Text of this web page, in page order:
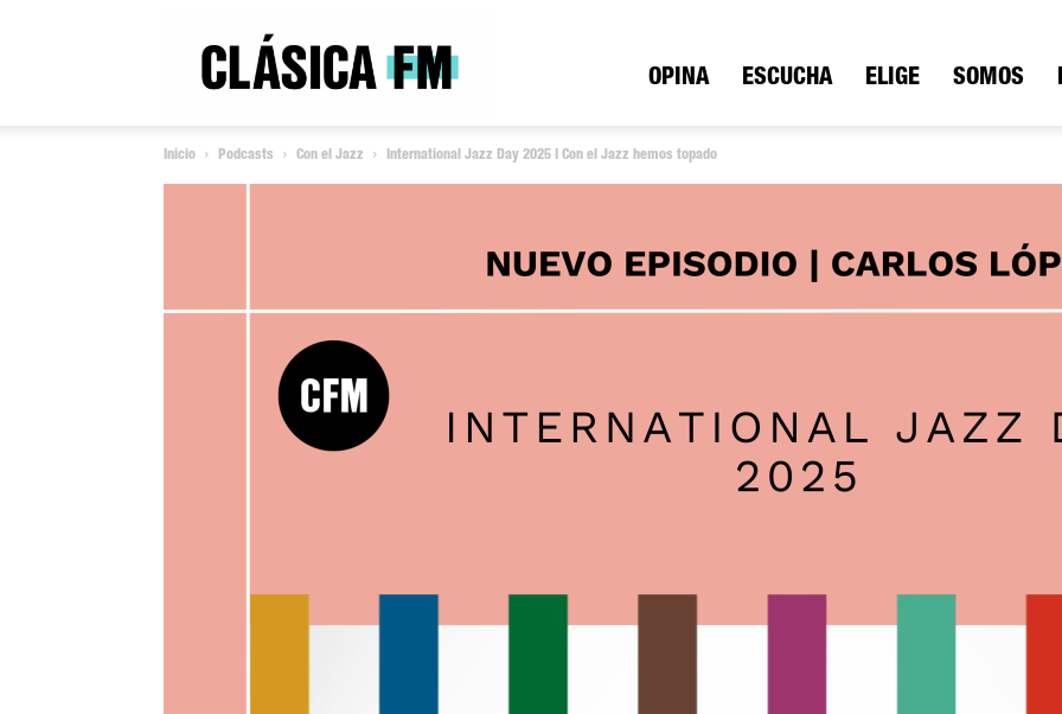
FM
Radio
OPINA ESCUCHA ELIGE SOMOS
Inicio Podcasts Con el Jazz International Jazz Day 2025 I Con el Jazz hemos topado